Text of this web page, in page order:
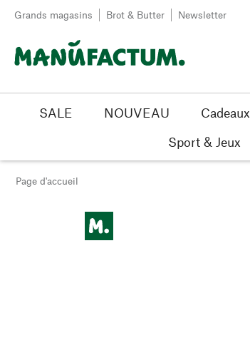
Passer au contenu
Grands magasins Brot & Butter Newsletter
SALE NOUVEAU Cadeaux
Sport & Jeux
Page d'accueil